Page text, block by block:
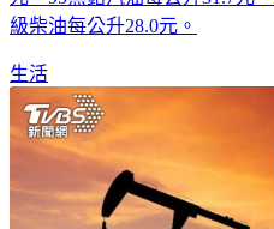
級柴油每公升28.0元。
生活